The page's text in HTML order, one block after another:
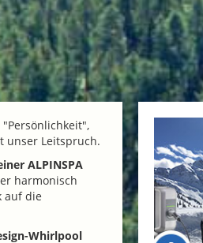
unser Leitspruch.
ALPINSPA
harmonisch
auf die
Whirlpool